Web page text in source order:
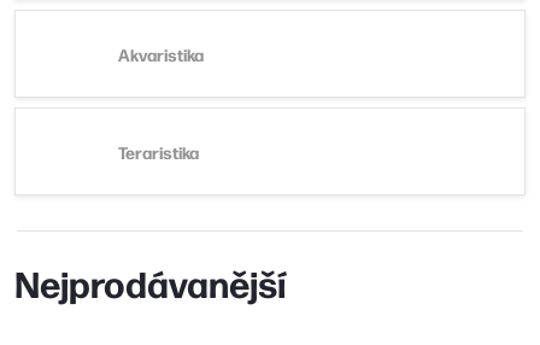
Akvaristika
Teraristika
Nejprodávanější